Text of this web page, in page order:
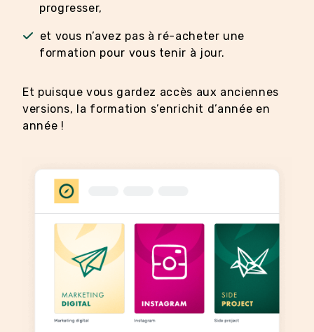
progresser,
et vous n’avez pas à ré-acheter une
formation pour vous tenir à jour.
Et puisque vous gardez accès aux anciennes
versions, la formation s’enrichit d’année en
année !